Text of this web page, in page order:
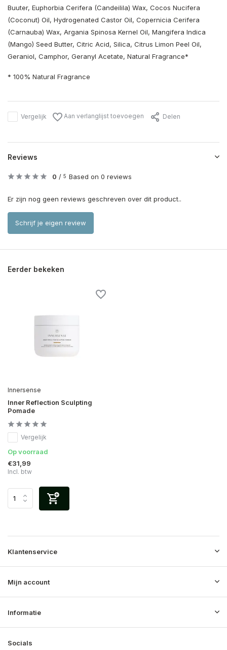
Buuter, Euphorbia Cerifera (Candeilila) Wax, Cocos Nucifera
(Coconut) Oil, Hydrogenated Castor Oil, Copernicia Cerifera
(Carnauba) Wax, Argania Spinosa Kernel Oil, Mangifera Indica
(Mango) Seed Butter, Citric Acid, Silica, Citrus Limon Peel Oil,
Geraniol, Camphor, Geranyl Acetate, Natural Fragrance*
* 100% Natural Fragrance
Vergelijk Aan verlanglijst toevoegen Delen
Reviews
0 / 5 Based on 0 reviews
Er zijn nog geen reviews geschreven over dit product..
Schrijf je eigen review
Eerder bekeken
Innersense
Inner Reflection Sculpting
Pomade
Vergelijk
Op voorraad
€31,99
Incl. btw
Klantenservice
Mijn account
Informatie
Socials